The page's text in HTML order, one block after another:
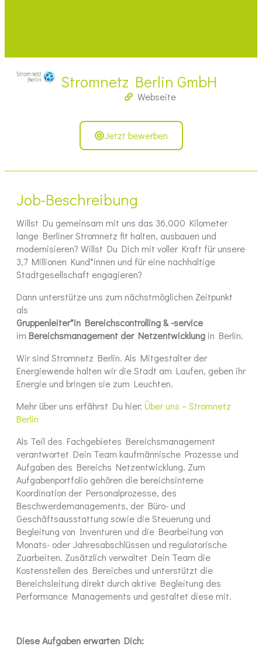
Stromnetz Berlin GmbH
Webseite
Jetzt bewerben
Job-Beschreibung
Willst Du gemeinsam mit uns das 36.000 Kilometer
lange Berliner Stromnetz fit halten, ausbauen und
modernisieren? Willst Du Dich mit voller Kraft für unsere
3,7 Millionen Kund*innen und für eine nachhaltige
Stadtgesellschaft engagieren?
Dann unterstütze uns zum nächstmöglichen Zeitpunkt
als
Gruppenleiter*in Bereichscontrolling & -service
im Bereichsmanagement der Netzentwicklung in Berlin.
Wir sind Stromnetz Berlin. Als Mitgestalter der
Energiewende halten wir die Stadt am Laufen, geben ihr
Energie und bringen sie zum Leuchten.
Mehr über uns erfährst Du hier: Über uns – Stromnetz
Berlin
Als Teil des Fachgebietes Bereichsmanagement
verantwortet Dein Team kaufmännische Prozesse und
Aufgaben des Bereichs Netzentwicklung. Zum
Aufgabenportfolio gehören die bereichsinterne
Koordination der Personalprozesse, des
Beschwerdemanagements, der Büro- und
Geschäftsausstattung sowie die Steuerung und
Begleitung von Inventuren und die Bearbeitung von
Monats- oder Jahresabschlüssen und regulatorische
Zuarbeiten. Zusätzlich verwaltet Dein Team die
Kostenstellen des Bereiches und unterstützt die
Bereichsleitung direkt durch aktive Begleitung des
Performance Managements und gestaltet diese mit.
Diese Aufgaben erwarten Dich: